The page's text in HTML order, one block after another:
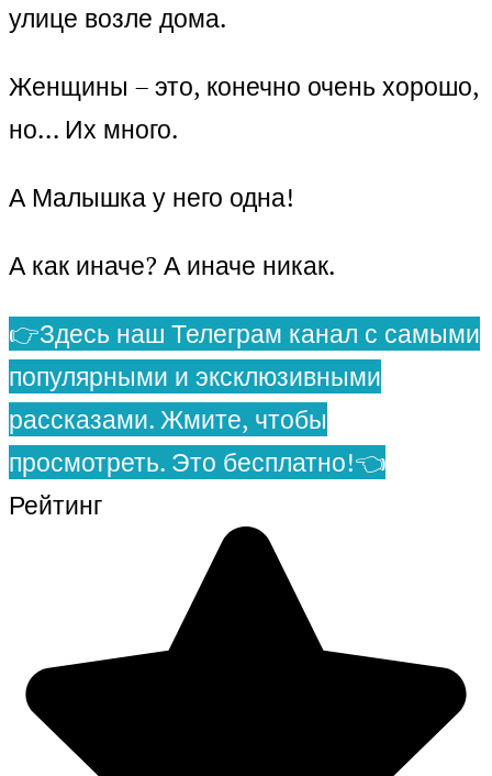
улице возле дома.
Женщины – это, конечно очень хорошо,
но… Их много.
А Малышка у него одна!
А как иначе? А иначе никак.
👉Здесь наш Телеграм канал с самыми
популярными и эксклюзивными
рассказами. Жмите, чтобы
просмотреть. Это бесплатно!👈
Рейтинг